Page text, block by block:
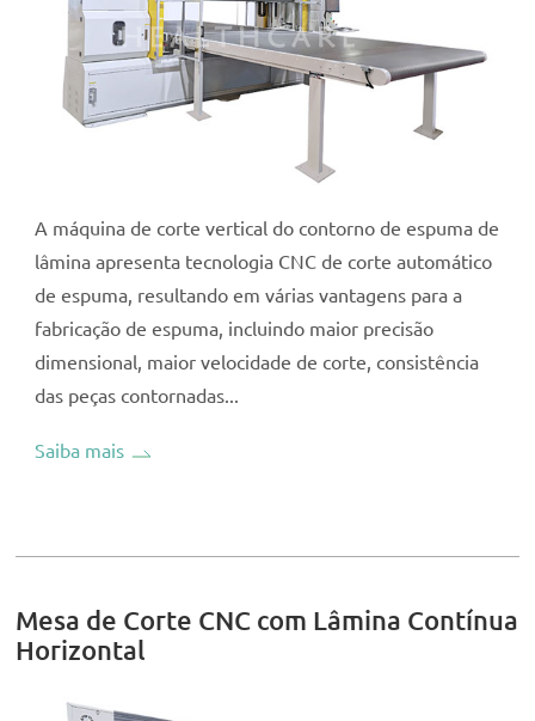
A máquina de corte vertical do contorno de espuma de
lâmina apresenta tecnologia CNC de corte automático
de espuma, resultando em várias vantagens para a
fabricação de espuma, incluindo maior precisão
dimensional, maior velocidade de corte, consistência
das peças contornadas...
Saiba mais
Mesa de Corte CNC com Lâmina Contínua
Horizontal